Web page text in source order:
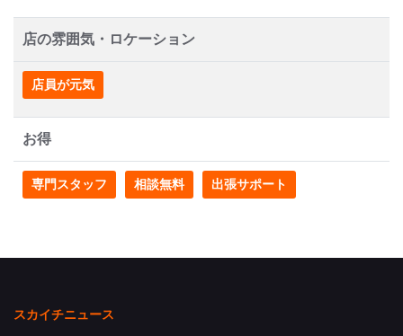
店の雰囲気・ロケーション
店員が元気
お得
専門スタッフ 相談無料 出張サポート
スカイチニュース